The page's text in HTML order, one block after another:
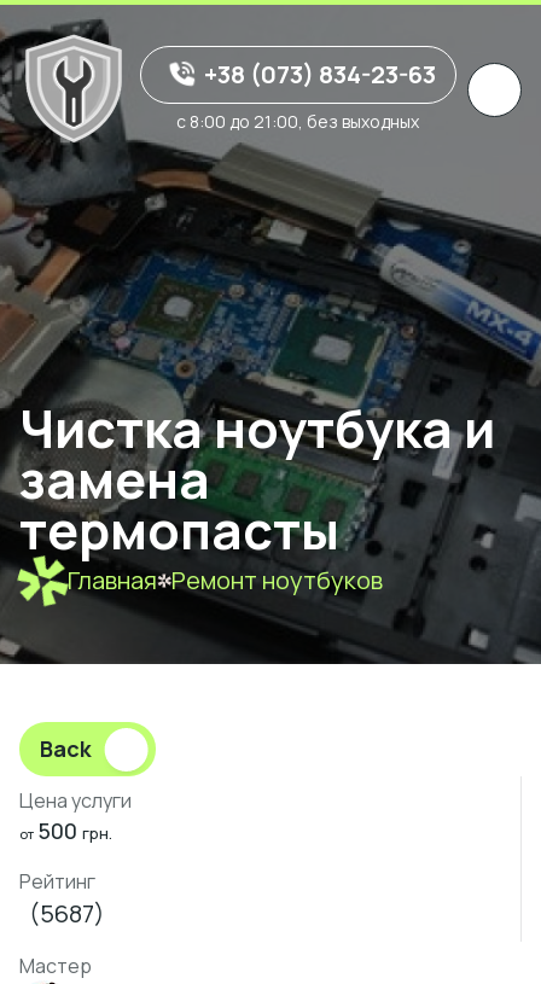
+38 (073) 834-23-63
с 8:00 до 21:00, без выходных
Чистка ноутбука и
замена
термопасты
Главная Ремонт ноутбуков
Back
Цена услуги
от 500 грн.
Рейтинг
(5687)
Мастер